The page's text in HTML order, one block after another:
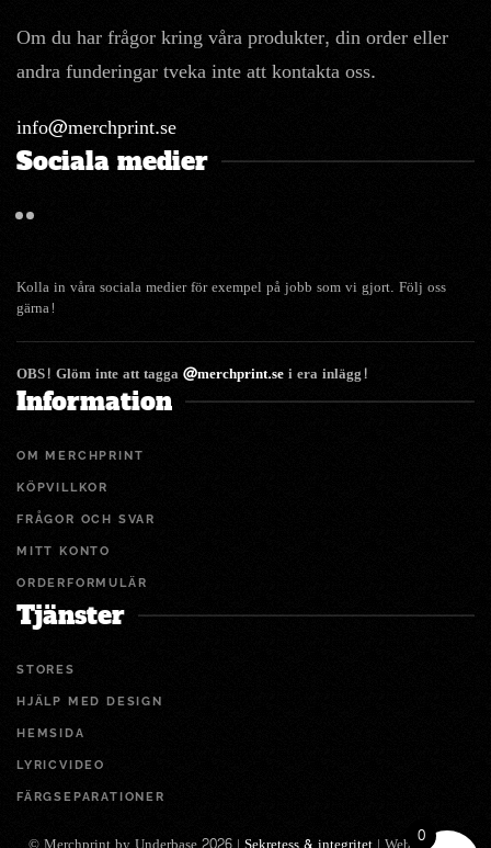
Om du har frågor kring våra produkter, din order eller
andra funderingar tveka inte att kontakta oss.
info@merchprint.se
Sociala medier
Kolla in våra sociala medier för exempel på jobb som vi gjort. Följ oss
gärna!
OBS! Glöm inte att tagga@merchprint.sei era inlägg!
Information
OM MERCHPRINT
KÖPVILLKOR
FRÅGOR OCH SVAR
MITT KONTO
ORDERFORMULÄR
Tjänster
STORES
HJÄLP MED DESIGN
HEMSIDA
LYRICVIDEO
FÄRGSEPARATIONER
0